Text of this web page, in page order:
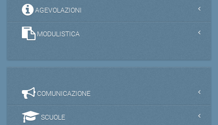
AGEVOLAZIONI
MODULISTICA
COMUNICAZIONE
SCUOLE